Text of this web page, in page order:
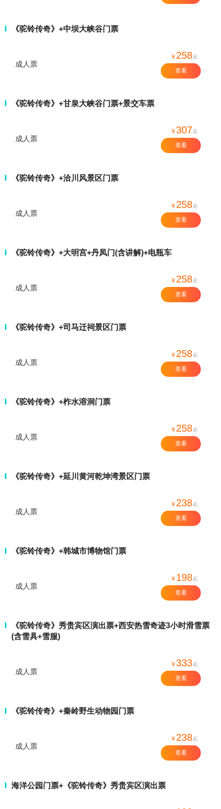
《驼铃传奇》+中坝大峡谷门票
成人票
¥ 258起
查看
《驼铃传奇》+甘泉大峡谷门票+景交车票
成人票
¥307起
查看
《驼铃传奇》+洽川风景区门票
成人票
¥ 258起
查看
《驼铃传奇》+大明宫+丹凤门(含讲解)+电瓶车
成人票
¥ 258起
查看
《驼铃传奇》+司马迁祠景区门票
成人票
¥ 258起
查看
《驼铃传奇》+柞水溶洞门票
成人票
¥ 258起
查看
《驼铃传奇》+延川黄河乾坤湾景区门票
成人票
¥ 238起
查看
《驼铃传奇》+韩城市博物馆门票
成人票
¥ 198起
查看
《驼铃传奇》秀贵宾区演出票+西安热雪奇迹3小时滑雪票
(含雪具+雪服)
成人票
¥333起
查看
《驼铃传奇》+秦岭野生动物园门票
成人票
¥ 238起
查看
海洋公园门票+《驼铃传奇》秀贵宾区演出票